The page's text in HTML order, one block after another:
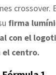
crossover.
firma
con el
el centro.